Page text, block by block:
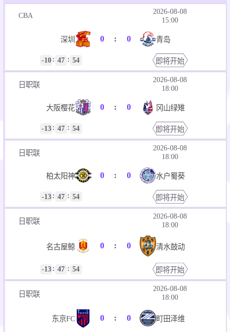
CBA
2026-08-08
15:00
深圳 0 : 0 青岛
-10 : 47 : 53 即将开始
日职联
2026-08-08
18:00
大阪樱花 0 : 0 冈山绿雉
-13 : 47 : 53 即将开始
日职联
2026-08-08
18:00
柏太阳神 0 : 0 水户蜀葵
-13 : 47 : 53 即将开始
日职联
2026-08-08
18:00
名古屋鲸 0 : 0 清水鼓动
-13 : 47 : 53 即将开始
日职联
2026-08-08
18:00
东京FC 0 : 0 町田泽维